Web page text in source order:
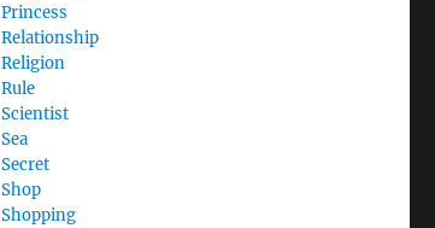
Princess
Relationship
Religion
Rule
Scientist
Sea
Secret
Shop
Shopping